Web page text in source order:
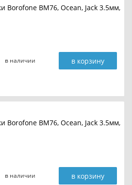
Borofone BM76, Ocean, Jack 3.5мм,
в наличии в корзину
Borofone BM76, Ocean, Jack 3.5мм,
в наличии в корзину